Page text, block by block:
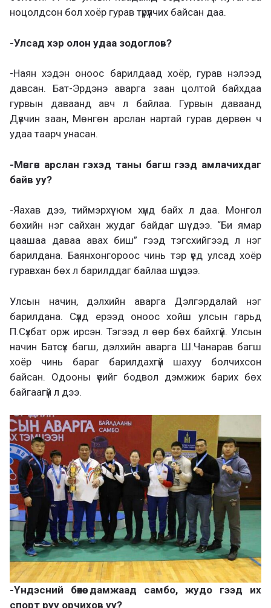
ноцолдсон бол хоёр гурав түрүүлчих байсан даа.
-Улсад хэр олон удаа зодоглов?
-Наян хэдэн оноос барилдаад хоёр, гурав нэлээд
давсан. Бат-Эрдэнэ аварга заан цолтой байхдаа
гурвын даваанд авч л байлаа. Гурвын даваанд
Дүвчин заан, Мөнгөн арслан нартай гурав дөрвөн ч
удаа таарч унасан.
-Мөнгөн арслан гэхэд таны багш гээд амлачихдаг
байв уу?
-Яахав дээ, тиймэрхүү юм хүнд байх л даа. Монгол
бөхийн нэг сайхан жудаг байдаг шүү дээ. “Би ямар
цаашаа даваа авах биш” гээд тэгсхийгээд л нэг
барилдана. Баянхонгороос чинь тэр үед улсад хоёр
гуравхан бөх л барилддаг байлаа шүү дээ.
Улсын начин, дэлхийн аварга Дэлгэрдалай нэг
барилдана. Сүүлд ерээд оноос хойш улсын гарьд
П.Сүхбат орж ирсэн. Тэгээд л өөр бөх байхгүй. Улсын
начин Батсүх багш, дэлхийн аварга Ш.Чанарав багш
хоёр чинь бараг барилдахгүй шахуу болчихсон
байсан. Одооны үеийг бодвол дэмжиж барих бөх
байгаагүй л дээ.
-Үндэсний бөхөө дамжаад самбо, жудо гээд их
спорт руу орчихов уу?